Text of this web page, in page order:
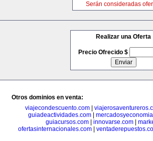
Serán consideradas
Realizar una Oferta
Precio Ofrecido $
Otros dominios en venta:
viajecondescuento.com
guiadeactividades.com|
guiacursos.com| innovarse.com|
ofertasinternacionales.com|